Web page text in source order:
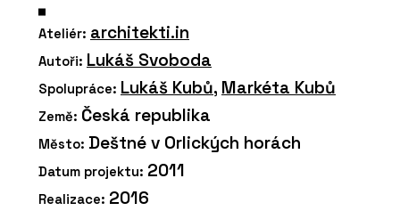
Ateliér: architekti.in
Autoři: Lukáš Svoboda
Spolupráce: Lukáš Kubů, Markéta Kubů
Země: Česká republika
Město: Deštné v Orlických horách
Datum projektu: 2011
Realizace: 2016